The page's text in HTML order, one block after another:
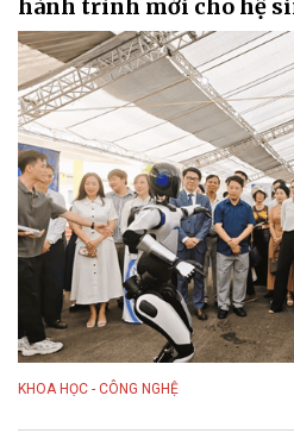
hành trình mới cho hệ
KHOA HỌC - CÔNG NGHỆ